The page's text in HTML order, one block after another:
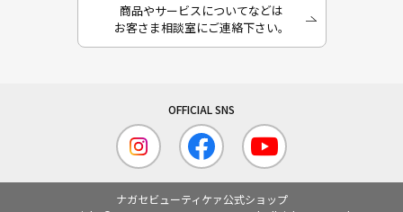
商品やサービスについてなどは
お客さま相談室にご連絡下さい。
ナガセビューティケァ公式ショップ